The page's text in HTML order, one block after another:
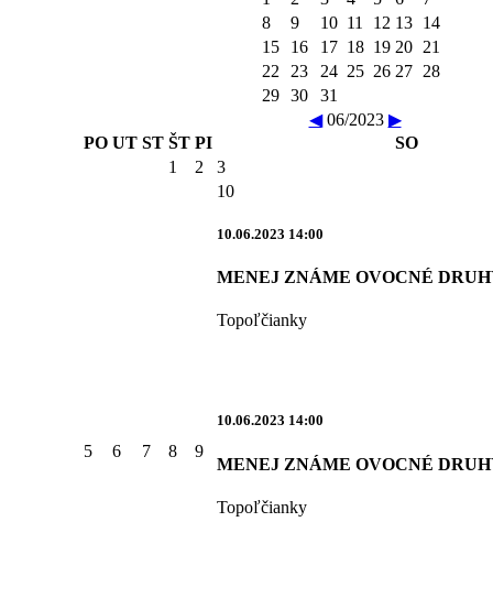
8
9 10 11 12 13 14
15
16 17 18 19 20 21
22
23 24 25 26 27 28
29 30
31
◀06/2023 ▶
PO UT ST ŠT PI
SO
1
2 3
5 6 7 8 9
10
10.06.2023 14:00
MENEJ ZNÁME OVOCNÉ
Topoľčianky
10.06.2023 14:00
MENEJ ZNÁME OVOCNÉ
Topoľčianky